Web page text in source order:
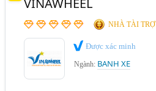
VINAWHEEL
NHÀ TÀI TRỢ
Được xác minh
Ngành: BANH XE